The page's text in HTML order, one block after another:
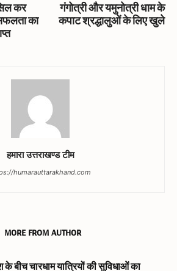
कर
का
गंगोत्री और यमुनोत्री धाम के
कपाट श्रद्धालुओं के लिए खुले
हमारा उत्तराखण्ड टीम
humarauttarakhand.com
MORE FROM AUTHOR
के बीच चारधाम यात्रियों की सुविधाओं का